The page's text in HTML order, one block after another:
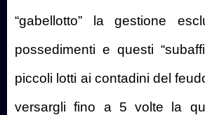
“gabellotto” la gestione
possedimenti e questi
piccoli lotti ai contadini del
versargli fino a 5 volte la